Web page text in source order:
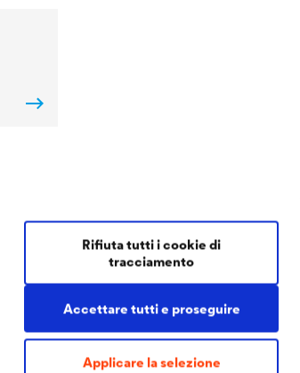
Accettare tutti e proseguire
Applicare la selezione
Rifiuta tutti i cookie di
tracciamento